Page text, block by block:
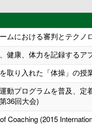
ムにおける審判とテク
健康、体力を記録する
取り入れた「体操」の授
動プログラムを普及、定
36回大会)
Coaching (2015